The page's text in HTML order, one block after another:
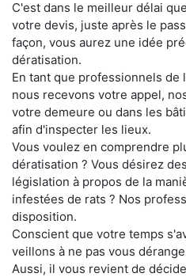
C'est dans le meilleur délai
votre devis, juste après le
façon, vous aurez une idée
dératisation.
En tant que professionnels de
nous recevons votre appel,
votre demeure ou dans les
afin d'inspecter les lieux.
Vous voulez en comprendre
dératisation ? Vous désirez
législation à propos de la
infestées de rats ? Nos
disposition.
Conscient que votre temps
veillons à ne pas vous
Aussi, il vous revient de